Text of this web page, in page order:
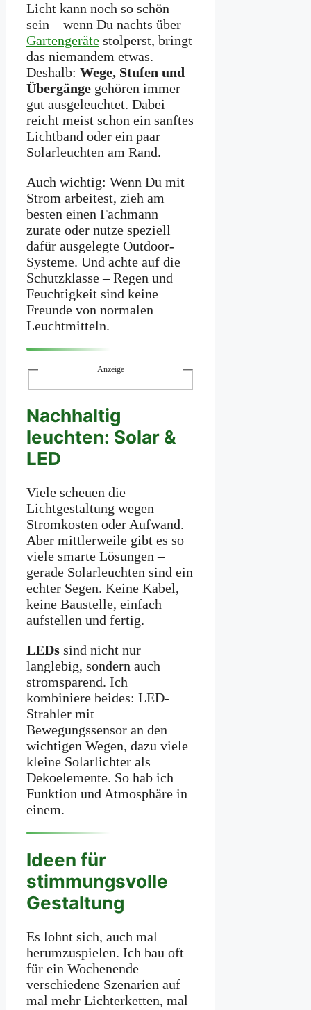
Licht kann noch so schön
sein – wenn Du nachts über
Gartengeräte stolperst, bringt
das niemandem etwas.
Deshalb: Wege, Stufen und
Übergänge gehören immer
gut ausgeleuchtet. Dabei
reicht meist schon ein sanftes
Lichtband oder ein paar
Solarleuchten am Rand.
Auch wichtig: Wenn Du mit
Strom arbeitest, zieh am
besten einen Fachmann
zurate oder nutze speziell
dafür ausgelegte Outdoor-
Systeme. Und achte auf die
Schutzklasse – Regen und
Feuchtigkeit sind keine
Freunde von normalen
Leuchtmitteln.
Anzeige
Nachhaltig
leuchten: Solar &
LED
Viele scheuen die
Lichtgestaltung wegen
Stromkosten oder Aufwand.
Aber mittlerweile gibt es so
viele smarte Lösungen –
gerade Solarleuchten sind ein
echter Segen. Keine Kabel,
keine Baustelle, einfach
aufstellen und fertig.
LEDs sind nicht nur
langlebig, sondern auch
stromsparend. Ich
kombiniere beides: LED-
Strahler mit
Bewegungssensor an den
wichtigen Wegen, dazu viele
kleine Solarlichter als
Dekoelemente. So hab ich
Funktion und Atmosphäre in
einem.
Ideen für
stimmungsvolle
Gestaltung
Es lohnt sich, auch mal
herumzuspielen. Ich bau oft
für ein Wochenende
verschiedene Szenarien auf –
mal mehr Lichterketten, mal